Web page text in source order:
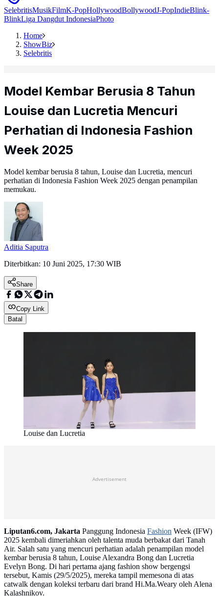
SelebritisMusikFilmK-PopHollywoodBollywoodJ-PopIndieBlink-
BlinkLiga Dangdut IndonesiaPhoto
Home
ShowBiz
Selebritis
Model Kembar Berusia 8 Tahun
Louise dan Lucretia Mencuri
Perhatian di Indonesia Fashion
Week 2025
Model kembar berusia 8 tahun, Louise dan Lucretia, mencuri
perhatian di Indonesia Fashion Week 2025 dengan penampilan
memukau.
Aditia Saputra
Diterbitkan: 10 Juni 2025, 17:30 WIB
Share
Copy Link
Batal
Louise dan Lucretia
Advertisement
Liputan6.com, Jakarta Panggung Indonesia Fashion Week (IFW)
2025 kembali dimeriahkan oleh talenta muda berbakat dari Tanah
Air. Salah satu yang mencuri perhatian adalah penampilan model
kembar berusia 8 tahun, Louise Alexandra Bong dan Lucretia
Evelyn Bong. Di hari pertama ajang fashion show bergengsi
tersebut, Kamis (29/5/2025), mereka tampil memesona di atas
catwalk dengan koleksi terbaru dari brand Hi.Ma.Weary oleh Alena
Kalashnikov.